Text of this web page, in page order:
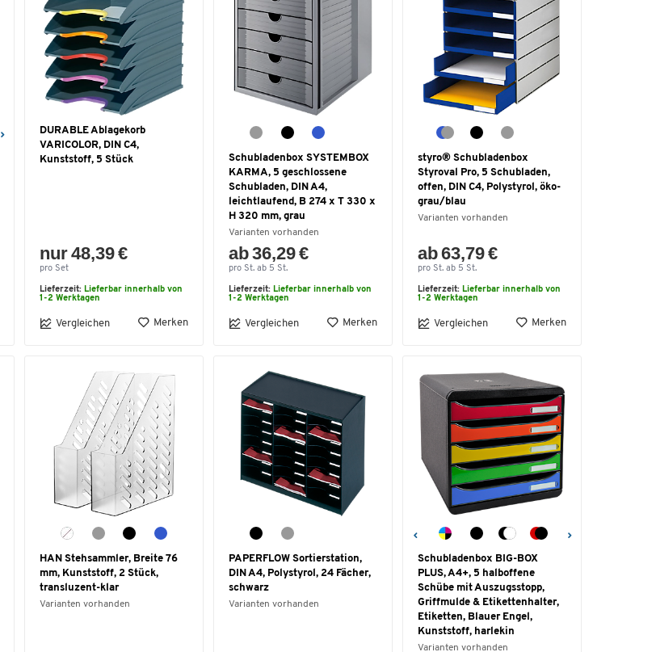
DURABLE Ablagekorb
VARICOLOR, DIN C4,
Kunststoff, 5 Stück
nur 48,39 €
pro Set
Lieferzeit: Lieferbar innerhalb von
1-2 Werktagen
Vergleichen Merken
Schubladenbox SYSTEMBOX
KARMA, 5 geschlossene
Schubladen, DIN A4,
leichtlaufend, B 274 x T 330 x
H 320 mm, grau
Varianten vorhanden
ab 36,29 €
pro St. ab 5 St.
Lieferzeit: Lieferbar innerhalb von
1-2 Werktagen
Vergleichen Merken
styro® Schubladenbox
Styroval Pro, 5 Schubladen,
offen, DIN C4, Polystyrol, öko-
grau/blau
Varianten vorhanden
ab 63,79 €
pro St. ab 5 St.
Lieferzeit: Lieferbar innerhalb von
1-2 Werktagen
Vergleichen Merken
HAN Stehsammler, Breite 76
mm, Kunststoff, 2 Stück,
transluzent-klar
Varianten vorhanden
PAPERFLOW Sortierstation,
DIN A4, Polystyrol, 24 Fächer,
schwarz
Varianten vorhanden
Schubladenbox BIG-BOX
PLUS, A4+, 5 halboffene
Schübe mit Auszugsstopp,
Griffmulde & Etikettenhalter,
Etiketten, Blauer Engel,
Kunststoff, harlekin
Varianten vorhanden